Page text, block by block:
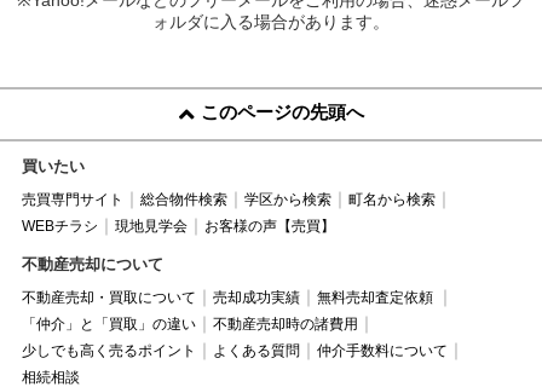
ォルダに入る場合があります。
このページの先頭へ
買いたい
売買専門サイト 総合物件検索 学区から検索
町名から検索
WEBチラシ
現地見学会 お客様の声【売買】
不動産売却について
不動産売却・買取について 売却成功実績
無料売却査定依頼
「仲介」と「買取」の違い
不動産売却時の諸費用
少しでも高く売るポイント
よくある質問
仲介手数料について
相続相談